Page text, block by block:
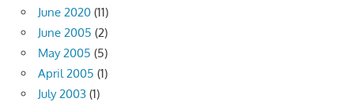
June 2020 (11)
June 2005 (2)
May 2005 (5)
April 2005 (1)
July 2003 (1)